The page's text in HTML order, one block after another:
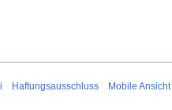
Haftungsausschluss Mobile Ansicht